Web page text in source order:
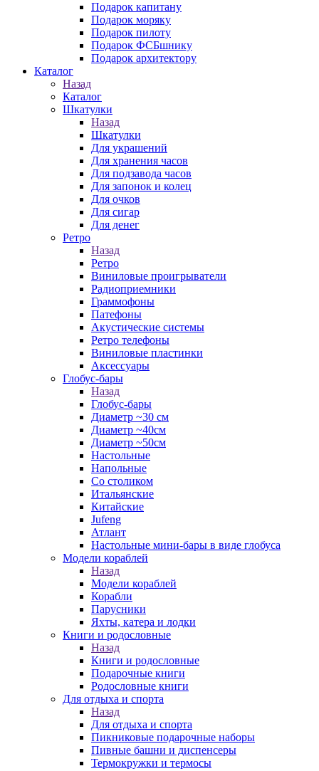
Подарок капитану
Подарок моряку
Подарок пилоту
Подарок ФСБшнику
Подарок архитектору
Каталог
Назад
Каталог
Шкатулки
Назад
Шкатулки
Для украшений
Для хранения часов
Для подзавода часов
Для запонок и колец
Для очков
Для сигар
Для денег
Ретро
Назад
Ретро
Виниловые проигрыватели
Радиоприемники
Граммофоны
Патефоны
Акустические системы
Ретро телефоны
Виниловые пластинки
Аксессуары
Глобус-бары
Назад
Глобус-бары
Диаметр ~30 см
Диаметр ~40см
Диаметр ~50см
Настольные
Напольные
Со столиком
Итальянские
Китайские
Jufeng
Атлант
Настольные мини-бары в виде глобуса
Модели кораблей
Назад
Модели кораблей
Корабли
Парусники
Яхты, катера и лодки
Книги и родословные
Назад
Книги и родословные
Подарочные книги
Родословные книги
Для отдыха и спорта
Назад
Для отдыха и спорта
Пикниковые подарочные наборы
Пивные башни и диспенсеры
Термокружки и термосы